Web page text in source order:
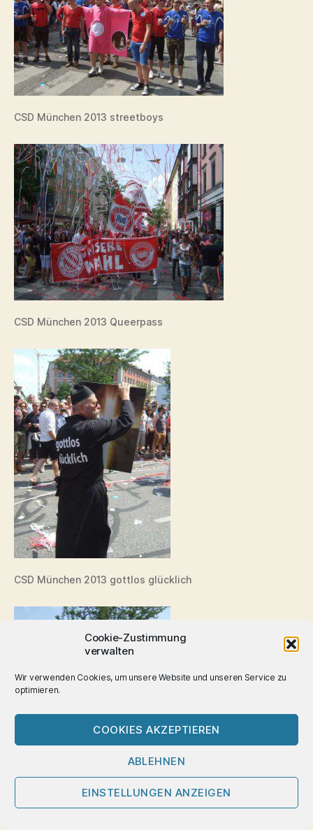
Cookie-Zustimmung
verwalten
Wir verwenden Cookies, um unsere Website und unseren Service zu
optimieren.
COOKIES AKZEPTIEREN
ABLEHNEN
EINSTELLUNGEN ANZEIGEN
CSD München 2013 streetboys
CSD München 2013 Queerpass
CSD München 2013 gottlos glücklich